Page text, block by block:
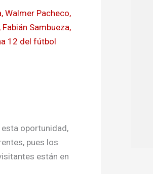
oportunidad,
pues los
están en